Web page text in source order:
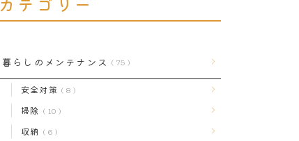
カテゴリー
暮らしのメンテナンス 75
安全対策 8
掃除 10
収納 6